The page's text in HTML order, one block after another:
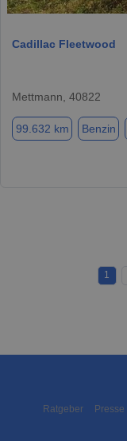
Cadillac Fleetwood
Mettmann, 40822
99.632 km Benzin
1
Ratgeber Presse